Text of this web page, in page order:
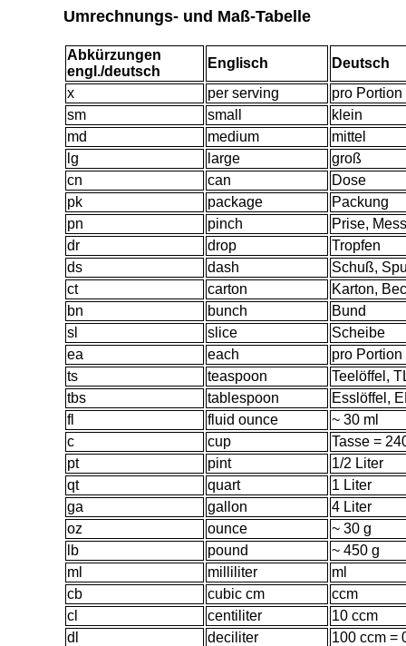
Umrechnungs- und Maß-Tabelle
Abkürzungen
engl./deutsch
Englisch
Deutsch
x
per serving
pro Portion
sm
small
klein
md
medium
mittel
lg
large
groß
cn
can
Dose
pk
package
Packung
pn
pinch
Prise,
dr
drop
Tropfen
ds
dash
Schuß,
ct
carton
Karton,
bn
bunch
Bund
sl
slice
Scheibe
ea
each
pro Portion
ts
teaspoon
Teelöffel,
tbs
tablespoon
Esslöffel,
fl
fluid ounce
~ 30 ml
c
cup
Tasse =
pt
pint
1/2 Liter
qt
quart
1 Liter
ga
ga llon
4 Liter
oz
ounce
~ 30 g
lb
pound
~ 450 g
ml
milliliter
ml
cb
cubic cm
ccm
cl
centiliter
10 ccm
dl
deciliter
100 ccm =